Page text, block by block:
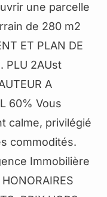
une parcelle
de 280 m2
ET PLAN DE
PLU 2AUst
A
60% Vous
calme, privilégié
commodités.
Immobilière